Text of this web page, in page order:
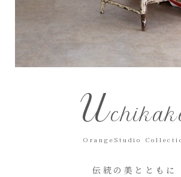
U
OrangeStudio
伝統の美とともに